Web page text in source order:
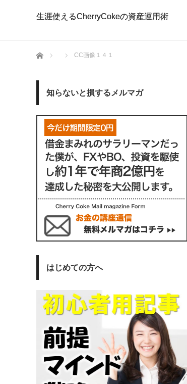
生涯使えるCherryCokeの資産運用術
生涯使えるCherryCokeの資産運用術
ホーム CC画像１４１
知らないと損するメルマガ
はじめての方へ